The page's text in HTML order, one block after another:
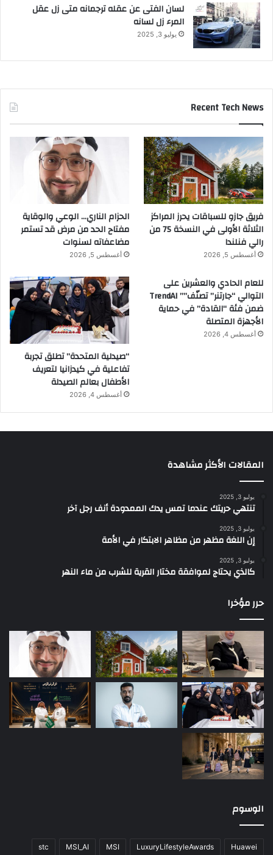
لسان الفتى عن عقله ترجمانه متى زل عقل
المرء زل لسانه
يوليو 3, 2025
Recent Tech News
فريق جازو للسباقات يحرز المراكز
الثلاثة الأولى في النسخة 75 من
رالي فنلندا
أغسطس 5, 2026
الحزام الناري… الوعي والوقاية
مفتاح الحد من مرض قد تستمر
مضاعفاته لسنوات
أغسطس 5, 2026
للعام الحادي والعشرين على
التوالي “جارتنر” تصنّف”” TrendAI
ضمن فئة “القادة” في حماية
الأجهزة المتصلة
أغسطس 4, 2026
“صيدلية المتحدة” تطلق تجربة
تفاعلية في كيدزانيا لتعريف
الأطفال بعالم الصيدلة
أغسطس 4, 2026
المقالات الأكثر مشاهدة
يوليو 3, 2025
تنتهي حريتك عندما تمس يدك الممدودة أنف رجل آخر
يوليو 3, 2025
إن اللغة مظهر من مظاهر الابتكار في الأمة
يوليو 3, 2025
كالذي يحتاج لموافقة مختار القرية للشرب من ماء النهر
حرر مؤخرا
الوسوم
Huawei
LuxuryLifestyleAwards
MSI
MSI_AI
stc